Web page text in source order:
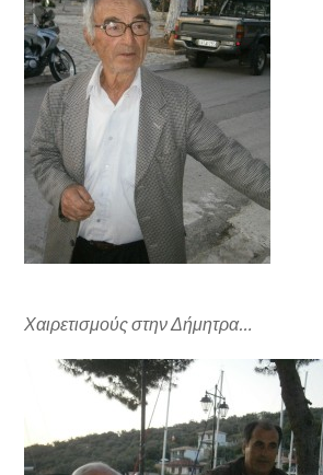
Χαιρετισμούς στην Δήμητρα…